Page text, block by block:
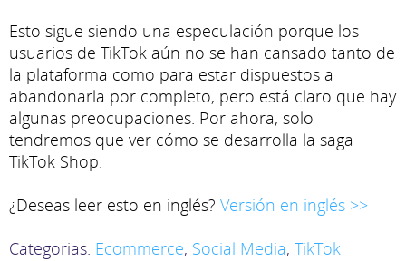
Esto sigue siendo una especulación porque los
usuarios de TikTok aún no se han cansado tanto de
la plataforma como para estar dispuestos a
abandonarla por completo, pero está claro que hay
algunas preocupaciones. Por ahora, solo
tendremos que ver cómo se desarrolla la saga
TikTok Shop.
¿Deseas leer esto en inglés? Versión en inglés >>
Categorias: Ecommerce, Social Media, TikTok